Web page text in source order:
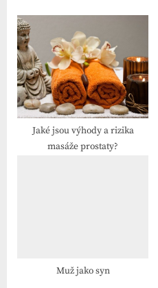
o
u
s
P
o
s
P
t
:
Jaké jsou výhody a rizika
masáže prostaty?
Muž jako syn